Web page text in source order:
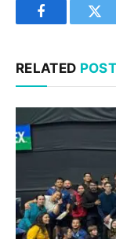
Facebook
RELATED